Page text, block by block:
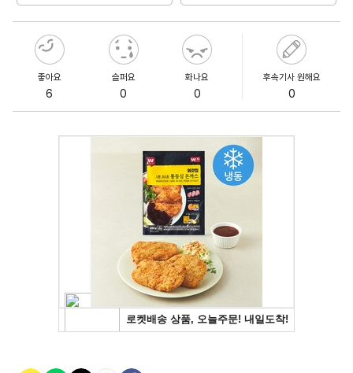
좋아요
6
슬퍼요
0
화나요
0
후속기사 원해요
0